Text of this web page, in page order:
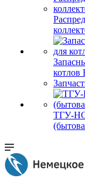
котлов
ТГУ-